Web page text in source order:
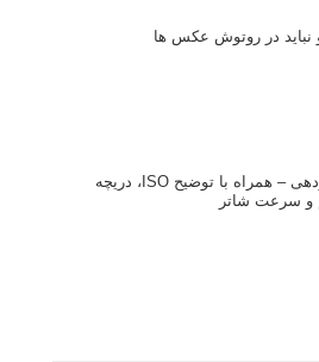
درک نوردهی – همراه با توضیح ISO، دریچه
و سرعت شاتر